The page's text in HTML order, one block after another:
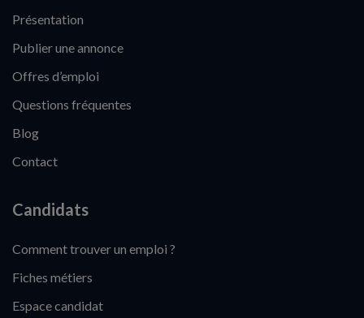
Présentation
Publier une annonce
Offres d’emploi
Questions fréquentes
Blog
Contact
Candidats
Comment trouver un emploi ?
Fiches métiers
Espace candidat